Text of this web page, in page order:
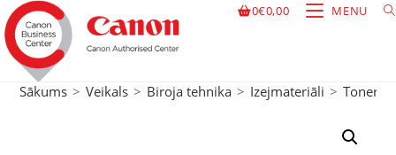
0€0,00 MENU
Sākums > Veikals > Biroja tehnika > Izejmateriāli > Toneri